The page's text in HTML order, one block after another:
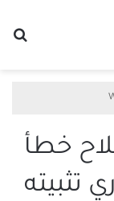
خطأ
تثبيته